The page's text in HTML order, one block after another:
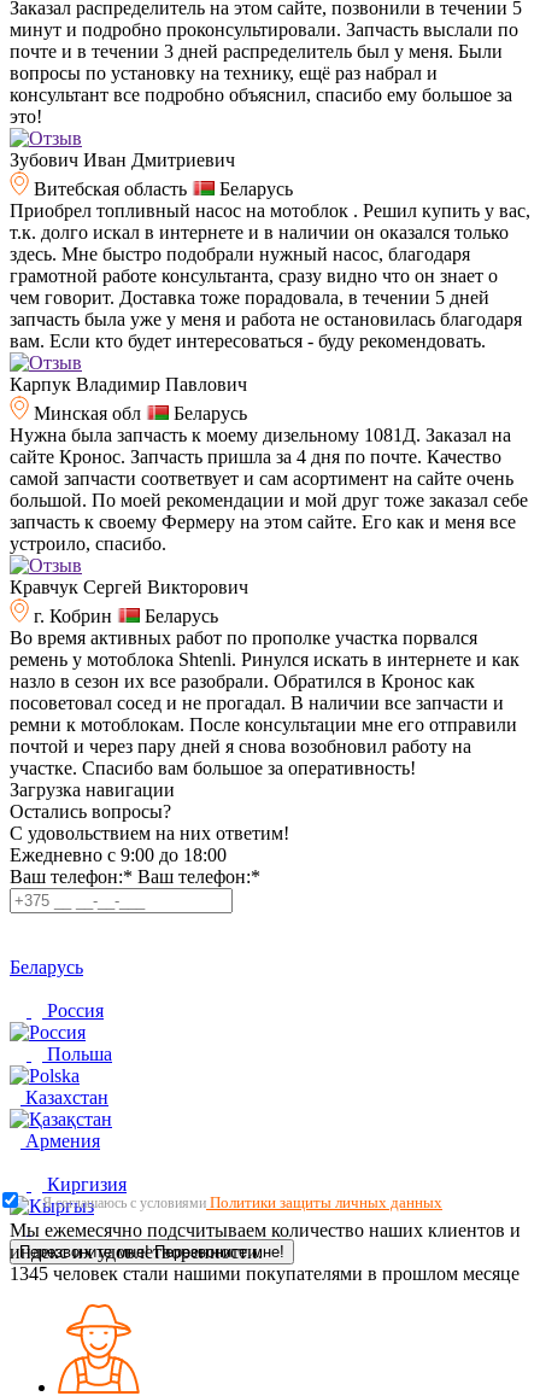
Заказал распределитель на этом сайте, позвонили в течении 5
минут и подробно проконсультировали. Запчасть выслали по
почте и в течении 3 дней распределитель был у меня. Были
вопросы по установку на технику, ещё раз набрал и
консультант все подробно объяснил, спасибо ему большое за
это!
Зубович Иван Дмитриевич
Витебская область
Беларусь
Приобрел топливный насос на мотоблок . Решил купить у вас,
т.к. долго искал в интернете и в наличии он оказался только
здесь. Мне быстро подобрали нужный насос, благодаря
грамотной работе консультанта, сразу видно что он знает о
чем говорит. Доставка тоже порадовала, в течении 5 дней
запчасть была уже у меня и работа не остановилась благодаря
вам. Если кто будет интересоваться - буду рекомендовать.
Карпук Владимир Павлович
Минская обл
Беларусь
Нужна была запчасть к моему дизельному 1081Д. Заказал на
сайте Кронос. Запчасть пришла за 4 дня по почте. Качество
самой запчасти соответвует и сам асортимент на сайте очень
большой. По моей рекомендации и мой друг тоже заказал себе
запчасть к своему Фермеру на этом сайте. Его как и меня все
устроило, спасибо.
Кравчук Сергей Викторович
г. Кобрин
Беларусь
Во время активных работ по прополке участка порвался
ремень у мотоблока Shtenli. Ринулся искать в интернете и как
назло в сезон их все разобрали. Обратился в Кронос как
посоветовал сосед и не прогадал. В наличии все запчасти и
ремни к мотоблокам. После консультации мне его отправили
почтой и через пару дней я снова возобновил работу на
участке. Спасибо вам большое за оперативность!
Загрузка навигации
Остались вопросы?
C удовольствием на них ответим!
Ежедневно с 9:00 до 18:00
Ваш телефон:* Ваш телефон:*
Беларусь
Россия
Польша
Казахстан
Армения
Киргизия
Перезвоните мне! Перезвоните мне!
Я соглашаюсь с условиями Политики защиты личных данных
Мы ежемесячно подсчитываем количество наших клиентов и
индекс их удовлетворенности.
1345 человек стали нашими покупателями в прошлом месяце